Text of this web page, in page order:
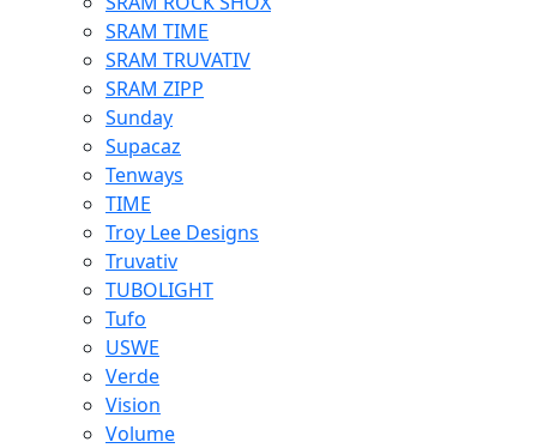
SRAM TIME
SRAM TRUVATIV
SRAM ZIPP
Sunday
Supacaz
Tenways
TIME
Troy Lee Designs
Truvativ
TUBOLIGHT
Tufo
USWE
Verde
Vision
Volume